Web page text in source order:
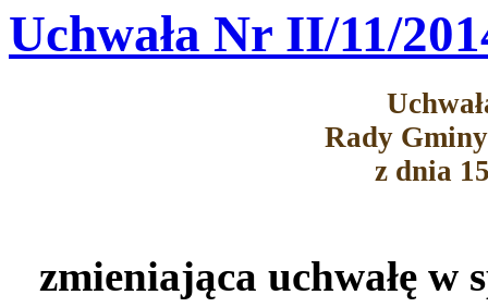
Uchwała Nr II/11/
Rady
z dnia
zmieniająca uchwałę w